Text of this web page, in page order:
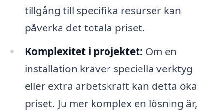
tillgång till specifika resurser kan
påverka det totala priset.
Komplexitet i projektet: Om en
installation kräver speciella verktyg
eller extra arbetskraft kan detta öka
priset. Ju mer komplex en lösning är,